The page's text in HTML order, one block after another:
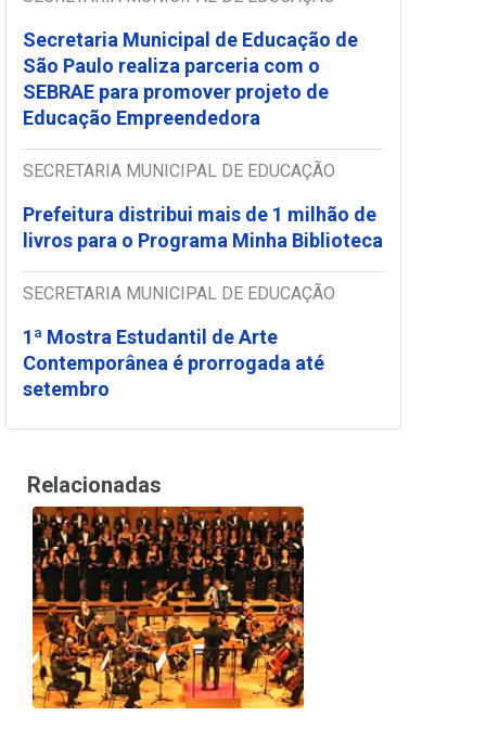
Secretaria Municipal de Educação de
São Paulo realiza parceria com o
SEBRAE para promover projeto de
Educação Empreendedora
SECRETARIA MUNICIPAL DE EDUCAÇÃO
Prefeitura distribui mais de 1 milhão de
livros para o Programa Minha Biblioteca
SECRETARIA MUNICIPAL DE EDUCAÇÃO
1ª Mostra Estudantil de Arte
Contemporânea é prorrogada até
setembro
Relacionadas